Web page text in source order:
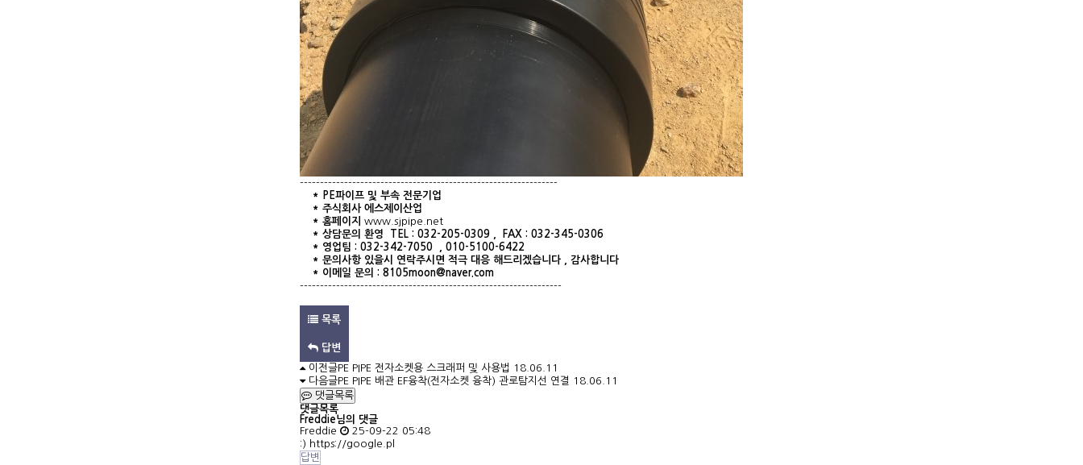
----------------------------------------------------------------
* PE파이프 및 부속 전문기업
* 주식회사 에스제이산업
* 홈페이지 www.sjpipe.net
* 상담문의 환영 TEL : 032-205-0309 , FAX : 032-345-0306
* 영업팀 : 032-342-7050 , 010-5100-6422
* 문의사항 있을시 연락주시면 적극 대응 해드리겠습니다
감사합니다
* 이메일 문의 : 8105moon@naver.com
-----------------------------------------------------------------
목록
답변
이전글PE PIPE 전자소켓용 스크래퍼 및 사용법
18.06.11
다음글PE PIPE 배관 EF융착(전자소켓 융착) 관로탐지선 연결
18.06.11
댓글목록
댓글목록
Freddie님의 댓글
Freddie
25-09-22 05:48
:) https://google.pl
답변